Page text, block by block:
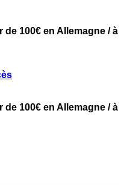
100€ en Allemagne / à
100€ en Allemagne / à